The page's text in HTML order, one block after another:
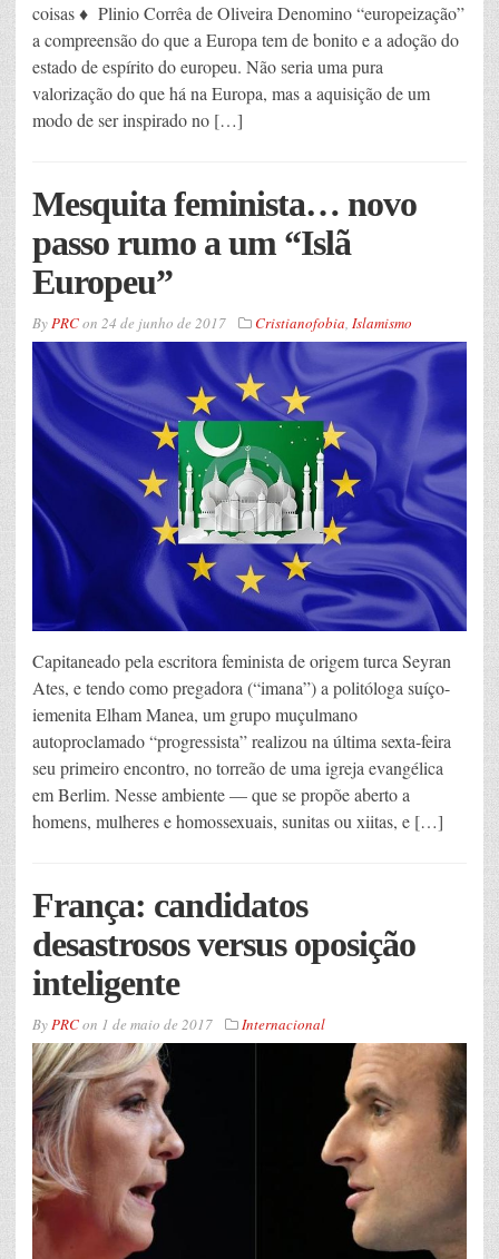
coisas ♦ Plinio Corrêa de Oliveira Denomino “europeização”
a compreensão do que a Europa tem de bonito e a adoção do
estado de espírito do europeu. Não seria uma pura
valorização do que há na Europa, mas a aquisição de um
modo de ser inspirado no […]
Mesquita feminista… novo
passo rumo a um “Islã
Europeu”
ByPRCon 24 de junho de 2017 Cristianofobia, Islamismo
Capitaneado pela escritora feminista de origem turca Seyran
Ates, e tendo como pregadora (“imana”) a politóloga suíço-
iemenita Elham Manea, um grupo muçulmano
autoproclamado “progressista” realizou na última sexta-feira
seu primeiro encontro, no torreão de uma igreja evangélica
em Berlim. Nesse ambiente — que se propõe aberto a
homens, mulheres e homossexuais, sunitas ou xiitas, e […]
França: candidatos
desastrosos versus oposição
inteligente
ByPRCon 1 de maio de 2017 Internacional